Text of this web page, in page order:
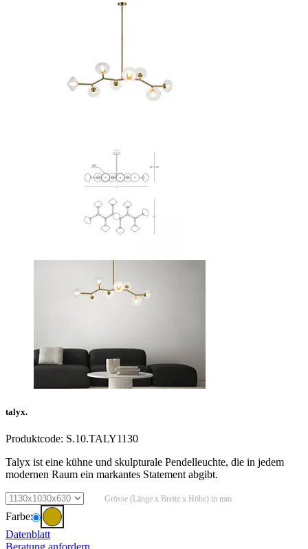
talyx.
Produktcode: S.10.TALY1130
Talyx ist eine kühne und skulpturale Pendelleuchte, die in jedem
modernen Raum ein markantes Statement abgibt.
Grösse (Länge x Breite x Höhe) in mm
Farbe:
Datenblatt